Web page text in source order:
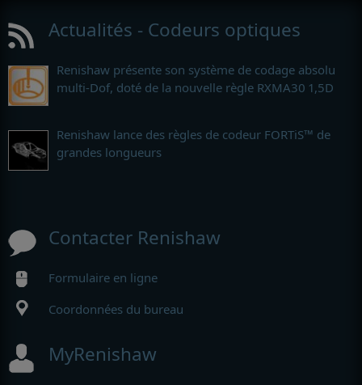
Actualités - Codeurs optiques
Renishaw présente son système de codage absolu
multi-Dof, doté de la nouvelle règle RXMA30 1,5D
Renishaw lance des règles de codeur FORTiS™ de
grandes longueurs
Contacter Renishaw
Formulaire en ligne
Coordonnées du bureau
MyRenishaw